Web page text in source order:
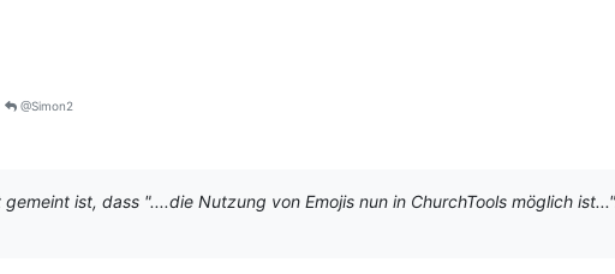
@Simon2
ist, dass "....die Nutzung von Emojis nun in ChurchTools möglich